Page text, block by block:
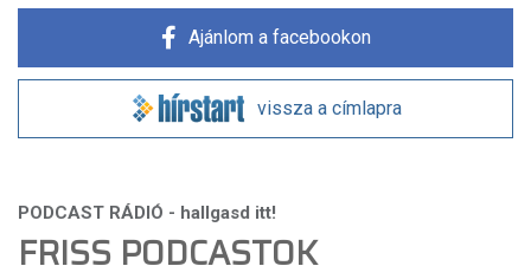
Ajánlom a facebookon
vissza a címlapra
FRISS PODCASTOK